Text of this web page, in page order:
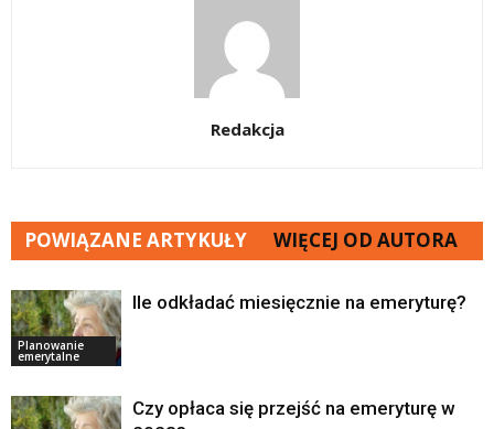
Redakcja
POWIĄZANE ARTYKUŁY WIĘCEJ OD AUTORA
Planowanie
emerytalne
Ile odkładać miesięcznie na emeryturę?
Czy opłaca się przejść na emeryturę w